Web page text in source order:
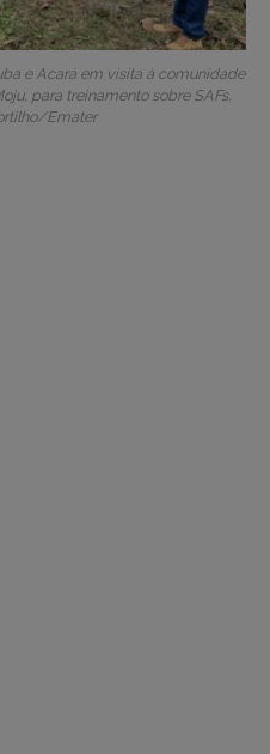
e Acará em visita à comunidade
para treinamento sobre SAFs.
Emater